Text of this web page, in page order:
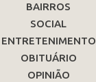
BAIRROS
SOCIAL
ENTRETENIMENTO
OBITUÁRIO
OPINIÃO